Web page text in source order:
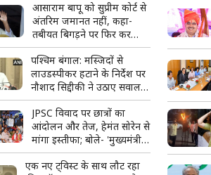
आसाराम बापू को सुप्रीम कोर्ट से
अंतरिम जमानत नहीं, कहा-
तबीयत बिगड़ने पर फिर कर
सकते हैं आवेदन
पश्चिम बंगाल: मस्जिदों से
लाउडस्पीकर हटाने के निर्देश पर
नौशाद सिद्दीकी ने उठाए सवाल,
बोले- लिखित में दें
JPSC विवाद पर छात्रों का
आंदोलन और तेज, हेमंत सोरेन से
मांगा इस्तीफा; बोले- 'मुख्यमंत्री
पद के योग्य नहीं'
एक नए ट्विस्ट के साथ लौट रहा